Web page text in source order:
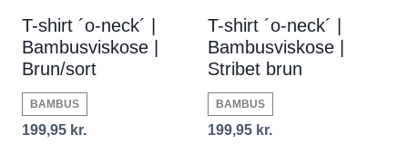
T-shirt ´o-neck´ |
Bambusviskose |
Brun/sort
BAMBUS
199,95 kr.
T-shirt ´o-neck´ |
Bambusviskose |
Stribet brun
BAMBUS
199,95 kr.